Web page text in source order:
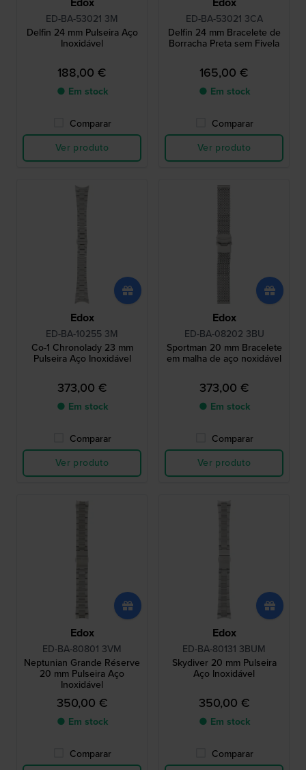
ED-BA-53021 3M
Delfin 24 mm Pulseira Aço
Inoxidável
188,00 €
● Em stock
Comparar
Ver produto
ED-BA-53021 3CA
Delfin 24 mm Bracelete de
Borracha Preta sem Fivela
165,00 €
● Em stock
Comparar
Ver produto
Edox
ED-BA-10255 3M
Co-1 Chronolady 23 mm
Pulseira Aço Inoxidável
373,00 €
● Em stock
Comparar
Ver produto
Edox
ED-BA-08202 3BU
Sportman 20 mm Bracelete
em malha de aço noxidável
373,00 €
● Em stock
Comparar
Ver produto
Edox
ED-BA-80801 3VM
Neptunian Grande Réserve
20 mm Pulseira Aço
Inoxidável
350,00 €
● Em stock
Comparar
Edox
ED-BA-80131 3BUM
Skydiver 20 mm Pulseira
Aço Inoxidável
350,00 €
● Em stock
Comparar